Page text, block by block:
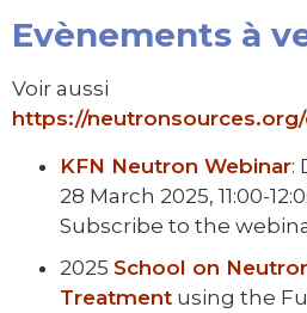
Evènements à
Voir aussi
https://
KFN Neutron Webinar:
28 March 2025, 11:00-
Subscribe to the
2025 School on
Treatment using the